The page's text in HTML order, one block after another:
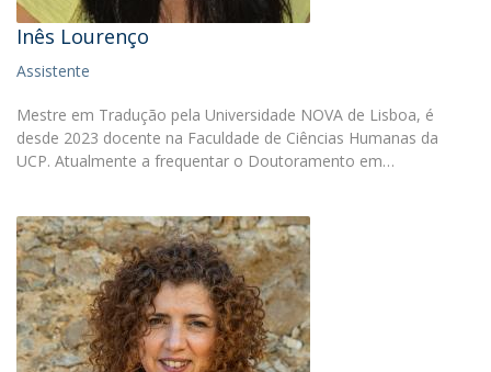
Inês Lourenço
Assistente
Mestre em Tradução pela Universidade NOVA de Lisboa, é
desde 2023 docente na Faculdade de Ciências Humanas da
UCP. Atualmente a frequentar o Doutoramento em…